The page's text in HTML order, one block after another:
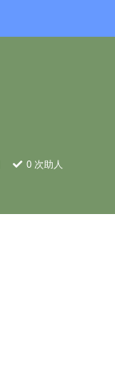
0 次助人